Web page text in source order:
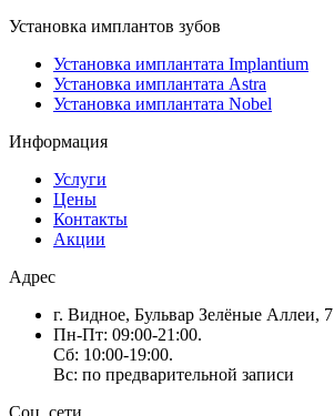
Установка имплантов зубов
Установка имплантата Implantium
Установка имплантата Astra
Установка имплантата Nobel
Информация
Услуги
Цены
Контакты
Акции
Адрес
г. Видное, Бульвар Зелёные Аллеи, 7
Пн-Пт: 09:00-21:00.
Сб: 10:00-19:00.
Вс: по предварительной записи